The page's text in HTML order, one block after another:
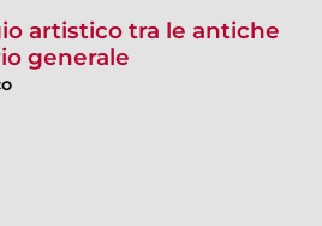
artistico tra le antiche
generale